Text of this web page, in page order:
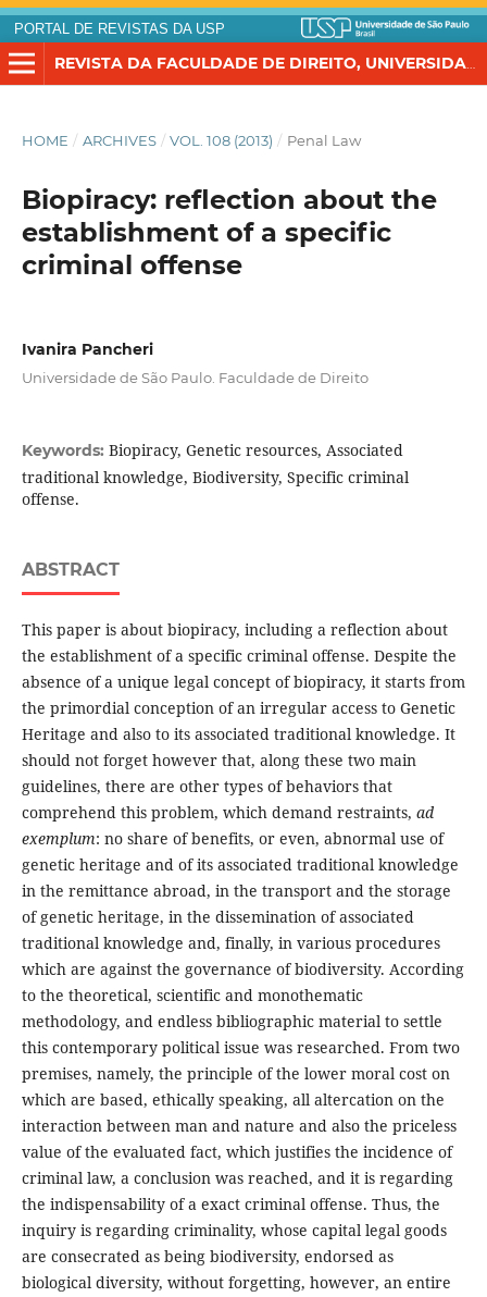
PORTAL DE REVISTAS DA USP
REVISTA DA FACULDADE DE DIREITO, UNIVERSIDADE DE SÃO PAULO
HOME / ARCHIVES / VOL. 108 (2013) / Penal Law
Biopiracy: reflection about the
establishment of a specific
criminal offense
Ivanira Pancheri
Universidade de São Paulo. Faculdade de Direito
Keywords: Biopiracy, Genetic resources, Associated
traditional knowledge, Biodiversity, Specific criminal
offense.
ABSTRACT
This paper is about biopiracy, including a reflection about
the establishment of a specific criminal offense. Despite the
absence of a unique legal concept of biopiracy, it starts from
the primordial conception of an irregular access to Genetic
Heritage and also to its associated traditional knowledge. It
should not forget however that, along these two main
guidelines, there are other types of behaviors that
comprehend this problem, which demand restraints, ad
exemplum: no share of benefits, or even, abnormal use of
genetic heritage and of its associated traditional knowledge
in the remittance abroad, in the transport and the storage
of genetic heritage, in the dissemination of associated
traditional knowledge and, finally, in various procedures
which are against the governance of biodiversity. According
to the theoretical, scientific and monothematic
methodology, and endless bibliographic material to settle
this contemporary political issue was researched. From two
premises, namely, the principle of the lower moral cost on
which are based, ethically speaking, all altercation on the
interaction between man and nature and also the priceless
value of the evaluated fact, which justifies the incidence of
criminal law, a conclusion was reached, and it is regarding
the indispensability of a exact criminal offense. Thus, the
inquiry is regarding criminality, whose capital legal goods
are consecrated as being biodiversity, endorsed as
biological diversity, without forgetting, however, an entire